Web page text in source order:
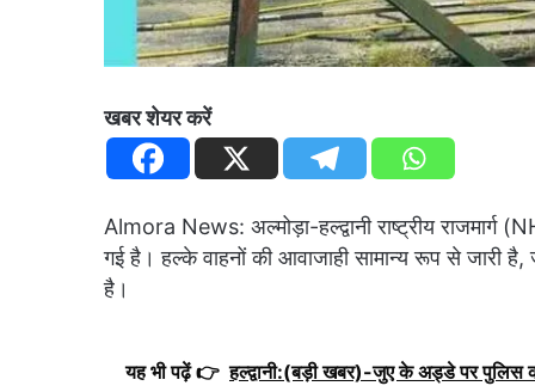
खबर शेयर करें
Almora News: अल्मोड़ा-हल्द्वानी राष्ट्रीय
गई है। हल्के वाहनों की आवाजाही सामान्य रूप से जारी है,
है।
यह भी पढ़ें 👉 हल्द्वानी:(बड़ी खबर)-जुए के अड्डे पर पुलिस